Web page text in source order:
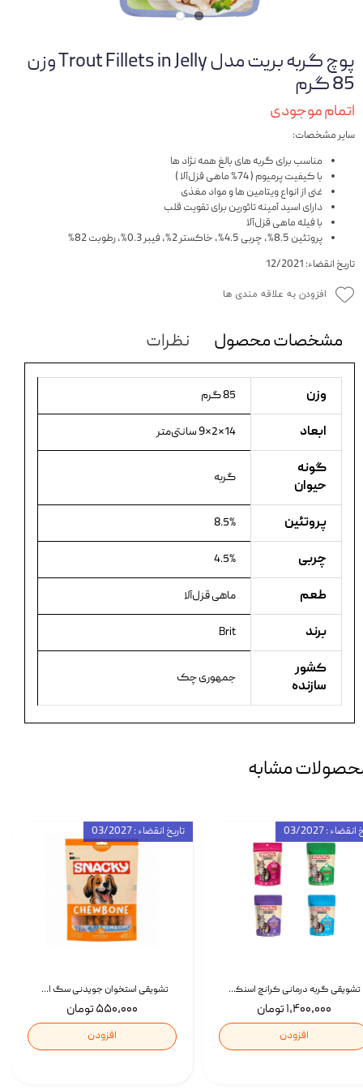
پوچ گربه بریت مدل Trout Fillets in Jelly وزن
85 گرم
اتمام موجودی
سایر مشخصات:
مناسب برای گربه های بالغ همه نژاد ها
با کیفیت پرمیوم ( 74% ماهی قزل‌آلا )
غنی از انواع ویتامین ها و مواد مغذی
دارای اسید آمینه تائورین برای تقویت قلب
با فیله ماهی قزل‌آلا
پروتئین 8.5%، چربی 4.5%، خاکستر 2%، فیبر 0.3%، رطوبت 82%
تاریخ انقضاء: 12/2021
افزودن به علاقه مندی ها
مشخصات محصول نظرات
وزن 85 گرم
ابعاد 14×2×9 سانتی‌متر
گونه
حیوان
گربه
پروتئین 8.5%
چربی 4.5%
طعم ماهی قزل‌آلا
برند Brit
کشور
سازنده
جمهوری چک
مشابه
تشویقی استخوان جویدنی سگ اسنکی کرانچی با طعم مرغ Snacky Crunchy Munchy وزن 100 گرم
۵۵۰,۰۰۰ تومان
افزودن
تاریخ انقضاء : 03/2027
تشویقی گربه درمانی کرانچ اسنکی با طعم میکس Snacky Crunch Cat Treats وزن 60 گرم بسته 4 عددی
۱,۴۰۰,۰۰۰ تومان
افزودن
: 03/2027